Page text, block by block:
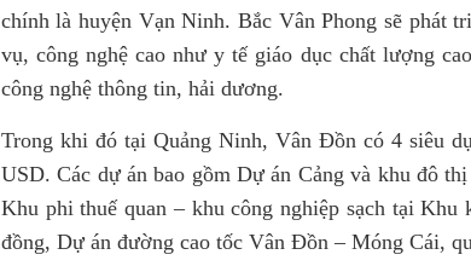
chính là huyện Vạn Ninh. Bắc Vân Phong sẽ phát
vụ, công nghệ cao như y tế giáo dục chất lượng
công nghệ thông tin, hải dương.
Trong khi đó tại Quảng Ninh, Vân Đồn có 4 siêu
USD. Các dự án bao gồm Dự án Cảng và khu đô
Khu phi thuế quan – khu công nghiệp sạch tại
đồng, Dự án đường cao tốc Vân Đồn – Móng Cái,